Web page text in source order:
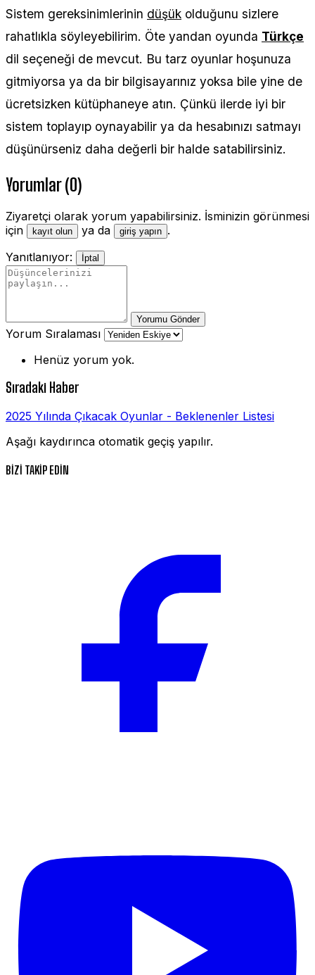
Sistem gereksinimlerinin düşük olduğunu sizlere
rahatlıkla söyleyebilirim. Öte yandan oyunda Türkçe
dil seçeneği de mevcut. Bu tarz oyunlar hoşunuza
gitmiyorsa ya da bir bilgisayarınız yoksa bile yine de
ücretsizken kütüphaneye atın. Çünkü ilerde iyi bir
sistem toplayıp oynayabilir ya da hesabınızı satmayı
düşünürseniz daha değerli bir halde satabilirsiniz.
Yorumlar (0)
Ziyaretçi olarak yorum yapabilirsiniz. İsminizin görünmesi
için
kayıt olun ya da giriş yapın .
Yanıtlanıyor:
İptal
Yorumu Gönder
Yorum Sıralaması
Henüz yorum yok.
Sıradaki Haber
2025 Yılında Çıkacak Oyunlar - Beklenenler Listesi
Aşağı kaydırınca otomatik geçiş yapılır.
BİZİ TAKİP EDİN